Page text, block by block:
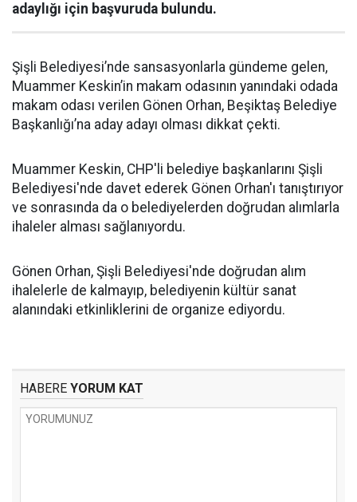
adaylığı için başvuruda bulundu.
Şişli Belediyesi’nde sansasyonlarla gündeme gelen,
Muammer Keskin’in makam odasının yanındaki odada
makam odası verilen Gönen Orhan, Beşiktaş Belediye
Başkanlığı’na aday adayı olması dikkat çekti.
Muammer Keskin, CHP'li belediye başkanlarını Şişli
Belediyesi'nde davet ederek Gönen Orhan'ı tanıştırıyor
ve sonrasında da o belediyelerden doğrudan alımlarla
ihaleler alması sağlanıyordu.
Gönen Orhan, Şişli Belediyesi'nde doğrudan alım
ihalelerle de kalmayıp, belediyenin kültür sanat
alanındaki etkinliklerini de organize ediyordu.
HABERE YORUM KAT